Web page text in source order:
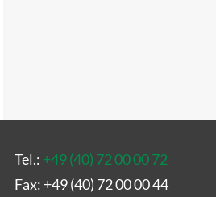
Tel.: +49 (40) 72 00 00 72
Fax: +49 (40) 72 00 00 44